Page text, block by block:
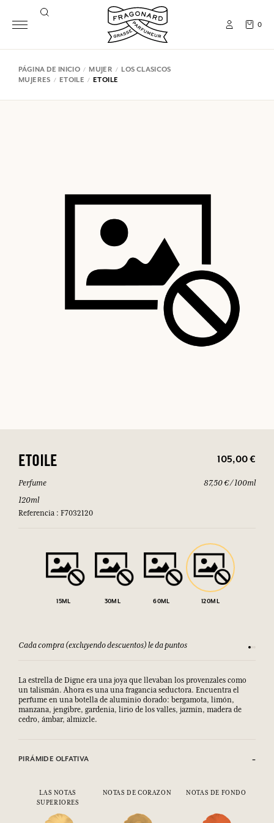
0
PÁGINA DE INICIO MUJER
LOS CLASICOS
MUJERES
ETOILE ETOILE
ETOILE 105,00 €
Perfume
120ml
Referencia : F7032120
87,50 € / 100ml
15ML 30ML 60ML 120ML
Cada compra (excluyendo descuentos) le da puntos
La estrella de Digne era una joya que llevaban los provenzales como
un talismán. Ahora es una una fragancia seductora. Encuentra el
perfume en una botella de aluminio dorado: bergamota, limón,
manzana, jengibre, gardenia, lirio de los valles, jazmín, madera de
cedro, ámbar, almizcle.
PIRÁMIDE OLFATIVA
LAS NOTAS
SUPERIORES
NOTAS DE CORAZON NOTAS DE FONDO